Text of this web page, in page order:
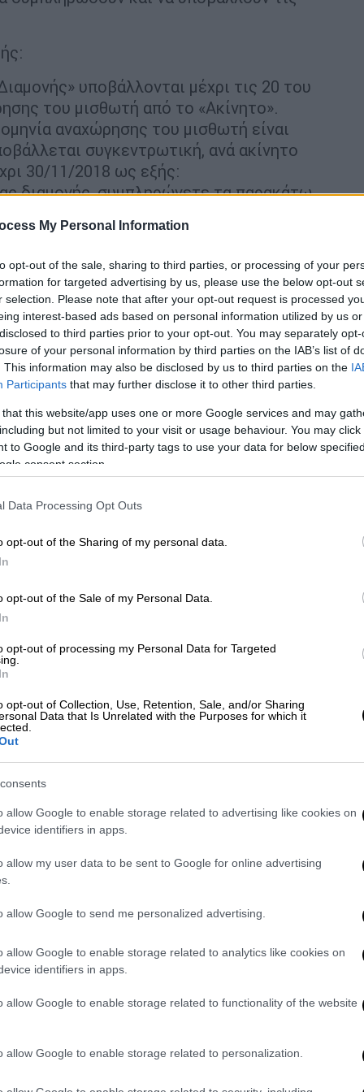
My Personal Information
opt-out of the sale, sharing to third parties, or processing of your
for targeted advertising by us, please use the below opt-out
selection. Please note that after your opt-out request is processed
interest-based ads based on personal information utilized by us
to third parties prior to your opt-out. You may separately
of your personal information by third parties on the IAB’s list of
This information may also be disclosed by us to third parties on the
Participants that may further disclose it to other third parties.
that this website/app uses one or more Google services and may
but not limited to your visit or usage behaviour. You may
to Google and its third-party tags to use your data for below
consent section.
Data Processing Opt Outs
opt-out of the Sharing of my personal data.
opt-out of the Sale of my Personal Data.
opt-out of processing my Personal Data for Targeted
opt-out of Collection, Use, Retention, Sale, and/or Sharing
Data that Is Unrelated with the Purposes for which it
allow Google to enable storage related to advertising like cookies on
identifiers in apps.
allow my user data to be sent to Google for online advertising
allow Google to send me personalized advertising.
allow Google to enable storage related to analytics like cookies on
identifiers in apps.
allow Google to enable storage related to functionality of the website
allow Google to enable storage related to personalization.
υποβάλλονται μέχρι τις 20 του
του μισθωτή από το «Ακίνητο».
αναχώρησης του μισθωτή είναι
συγκεντρωτική, ανά ακίνητο
30/11/2018 ως εξής:
διαμονής, συμπληρώνετε τα παρακάτω
μισθωτή μέσα στο 2018 π.χ.
π.χ. 31/10/2018
των επιμέρους μισθωμάτων
τον τρόπο πληρωμής από τη λίστα και
τις επιμέρους μισθώσεις επιλέγετε
τη λίστα «Συγκεντρωτική Δήλωση για
αυτόματα από την εφαρμογή με την
επιλέγετε «Οριστικοποίηση»,
Δήλωση για το έτος 2018» ή
που θέλετε να επεξεργαστείτε τη
έχετε ήδη υποβάλλει δηλώσεις
που αφορούν το ανωτέρω διάστημα, δεν
Δήλωση Βραχυχρόνιας
ιδιοκτήτες που διαθέτουν το ακίνητό
μίσθωσης και δεν έχουν
εντοπίσει τα ακίνητα αυτά και το
που φτάνει μέχρι και τα 5.000 ευρώ.
μέσωAirbnbή άλλης
να τα δηλώσουν στο μητρώο οι
μέσω της ιστοσελίδας της
εκείνα τα στοιχεία-κωδικούς ώστε να
των εν λόγων ακινήτων και κατ’
οι ιδιοκτήτες τους μέσω της Airbnb.
ακίνητα μέσω της πλατφόρμας